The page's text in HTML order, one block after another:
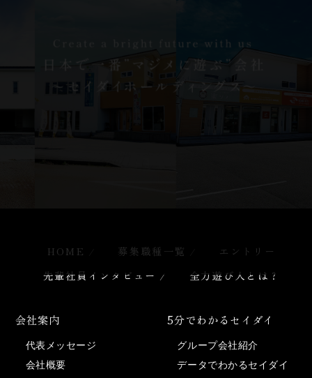
HOME 募集職種一覧
エントリー
先輩社員インタビュー
全力遊び人とは？
会社案内
代表メッセージ
会社概要
5分でわかるセイダイ
グループ会社紹介
データでわかるセイダイ